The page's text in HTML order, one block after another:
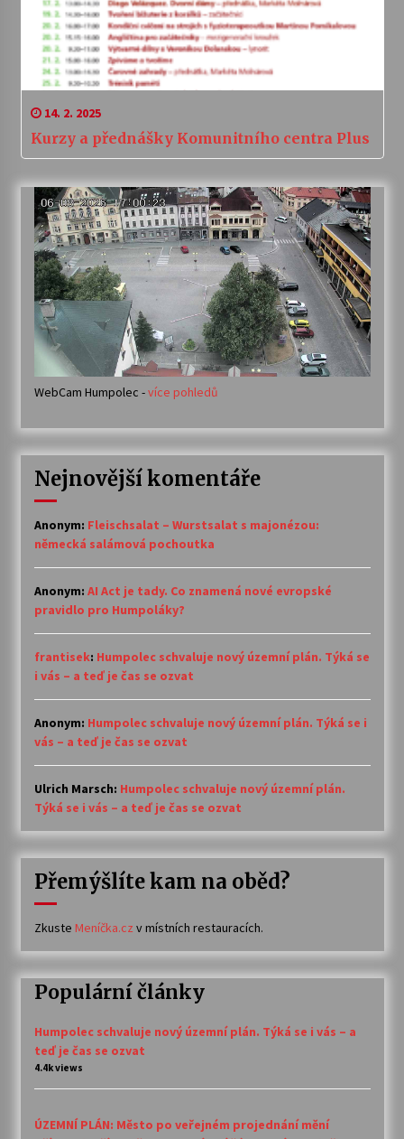
14. 2. 2025
Kurzy a přednášky Komunitního centra Plus
WebCam Humpolec -více pohledů
Nejnovější komentáře
Anonym: Fleischsalat – Wurstsalat s majonézou:
německá salámová pochoutka
Anonym: AI Act je tady. Co znamená nové evropské
pravidlo pro Humpoláky?
frantisek: Humpolec schvaluje nový územní plán. Týká se
i vás – a teď je čas se ozvat
Anonym: Humpolec schvaluje nový územní plán. Týká se i
vás – a teď je čas se ozvat
Ulrich Marsch: Humpolec schvaluje nový územní plán.
Týká se i vás – a teď je čas se ozvat
Přemýšlíte kam na oběd?
Zkuste Meníčka.cz v místních restauracích.
Populární články
Humpolec schvaluje nový územní plán. Týká se i vás – a
teď je čas se ozvat
4.4k views
ÚZEMNÍ PLÁN: Město po veřejném projednání mění